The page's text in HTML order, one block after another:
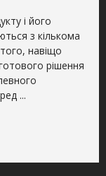
і його
з кількома
навіщо
рішення
...